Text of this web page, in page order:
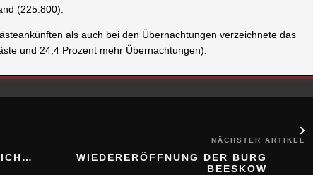
(225.800).
als auch bei den Übernachtungen verzeichnete das
und 24,4 Prozent mehr Übernachtungen).
NÄCHSTER ARTIKEL
WIEDERERÖFFNUNG DER BURG
BEESKOW